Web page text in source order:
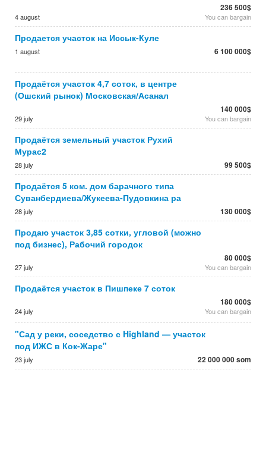
4 august
236 500$
You can bargain
Продается участок на Иссык-Куле
1 august 6 100 000$
Продаётся участок 4,7 соток, в центре
(Ошский рынок) Московская/Асанал
29 july
140 000$
You can bargain
Продаётся земельный участок Рухий
Мурас2
28 july 99 500$
Продаётся 5 ком. дом барачного типа
Суванбердиева/Жукеева-Пудовкина ра
28 july 130 000$
Продаю участок 3,85 сотки, угловой (можно
под бизнес), Рабочий городок
27 july
80 000$
You can bargain
Продаётся участок в Пишпеке 7 соток
24 july
180 000$
You can bargain
"Сад у реки, соседство с Highland — участок
под ИЖС в Кок-Жаре"
23 july 22 000 000 som